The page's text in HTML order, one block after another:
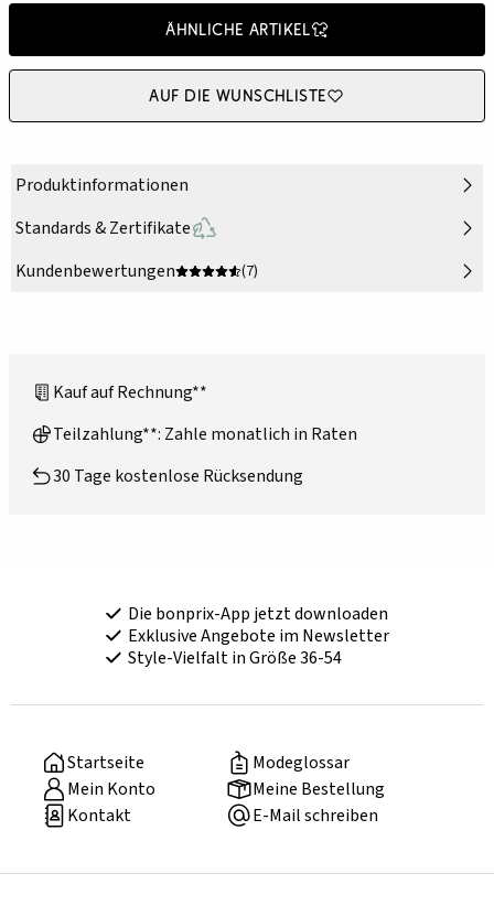
Ähnliche Artikel
Auf die Wunschliste
Produktinformationen
Standards & Zertifikate
Kundenbewertungen
(7)
Kauf auf Rechnung**
Teilzahlung**: Zahle monatlich in Raten
30 Tage kostenlose Rücksendung
Die bonprix-App jetzt downloaden
Exklusive Angebote im Newsletter
Style-Vielfalt in Größe 36-54
Startseite
Modeglossar
Mein Konto
Meine Bestellung
Kontakt
E-Mail schreiben